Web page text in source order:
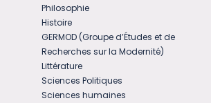
Philosophie
Histoire
GERMOD (Groupe d’Études et de
Recherches sur la Modernité)
Littérature
Sciences Politiques
Sciences humaines